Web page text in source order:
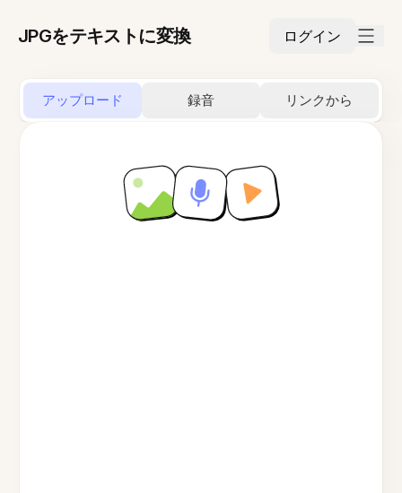
JPGをテキストに変換 ログイン
アップロード 録音 リンクから